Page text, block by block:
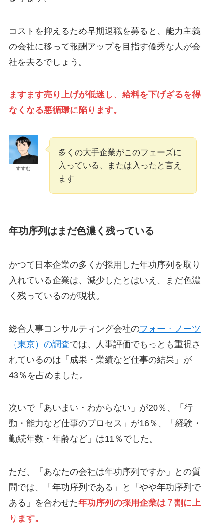
コストを抑えるため早期退職を募ると、能力主義
の会社に移って報酬アップを目指す優秀な人が会
社を去るでしょう。
ますます売り上げが低迷し、給料を下げざるを得
なくなる悪循環に陥ります。
すすむ
多くの大手企業がこのフェーズに
入っている、または入ったと言え
ます
年功序列はまだ色濃く残っている
かつて日本企業の多くが採用した年功序列を取り
入れている企業は、減少したとはいえ、まだ色濃
く残っているのが現状。
総合人事コンサルティング会社のフォー・ノーツ
（東京）の調査では、人事評価でもっとも重視さ
れているのは「成果・業績など仕事の結果」が
43％を占めました。
次いで「あいまい・わからない」が20％、「行
動・能力など仕事のプロセス」が16％、「経験・
勤続年数・年齢など」は11％でした。
ただ、「あなたの会社は年功序列ですか」との質
問では、「年功序列である」と「やや年功序列で
ある」を合わせた年功序列の採用企業は７割に上
ります。